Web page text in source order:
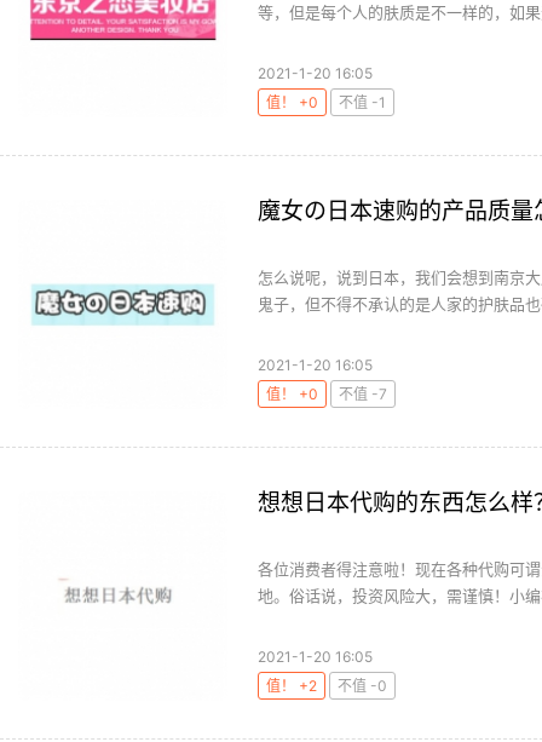
等，但是每个人的肤质是不一样的，如
2021-1-20 16:05
值！ +0
不值 -1
魔女の日本速购的产品质量
怎么说呢，说到日本，我们会想到南京
鬼子，但不得不承认的是人家的护肤品
2021-1-20 16:05
值！ +0
不值 -7
想想日本代购的东西怎么样
各位消费者得注意啦！现在各种代购可
地。俗话说，投资风险大，需谨慎！小
2021-1-20 16:05
值！ +2
不值 -0